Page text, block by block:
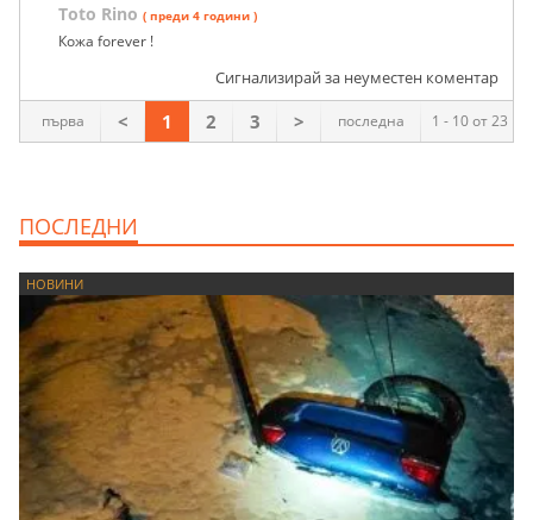
Toto Rino ( преди 4 години )
Кожа forever !
Сигнализирай за неуместен коментар
1 - 10 от 23
първа < 1 2 3 > последна
ПОСЛЕДНИ
НОВИНИ